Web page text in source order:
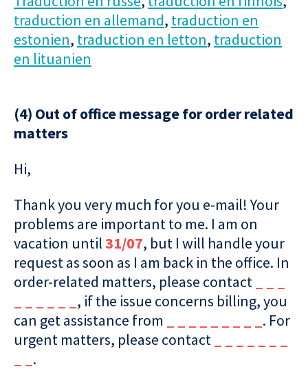
traduction en allemand, traduction en
estonien, traduction en letton, traduction
en lituanien
(4) Out of office message for order related
matters
Hi,
Thank you very much for you e-mail! Your
problems are important to me. I am on
vacation until31/07, but I will handle your
request as soon as I am back in the office. In
order-related matters, please contact
, if the issue concerns billing, you
can get assistance from
. For
urgent matters, please contact
.